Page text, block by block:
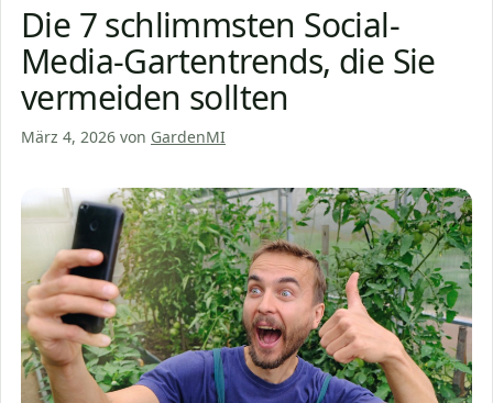
Die 7 schlimmsten Social-
Media-Gartentrends, die Sie
vermeiden sollten
März 4, 2026 von GardenMI